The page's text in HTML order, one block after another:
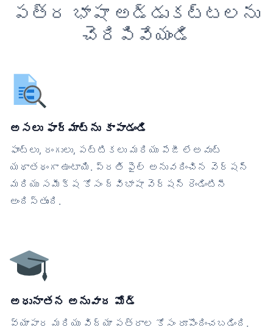
పత్ర భాషా అడ్డుకట్టలను
చెరిపివేయండి
అసలు ఫార్మాట్‌ను కాపాడండి
ఫాంట్లు, రంగులు, పట్టికలు మరియు పేజీ లేఅవుట్
యథాతథంగా ఉంటాయి. ప్రతి ఫైల్ అనువదించిన వెర్షన్
మరియు సమీక్ష కోసం ద్విభాషా వెర్షన్ రెండింటినీ
అందిస్తుంది.
అధునాతన అనువాద మోడ్
వ్యాపార మరియు విద్యా పత్రాల కోసం రూపొందించబడింది.